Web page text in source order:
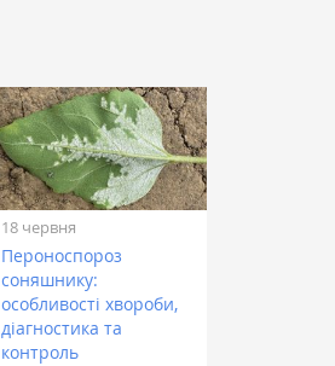
18 червня
Пероноспороз
соняшнику:
особливості хвороби,
діагностика та
контроль